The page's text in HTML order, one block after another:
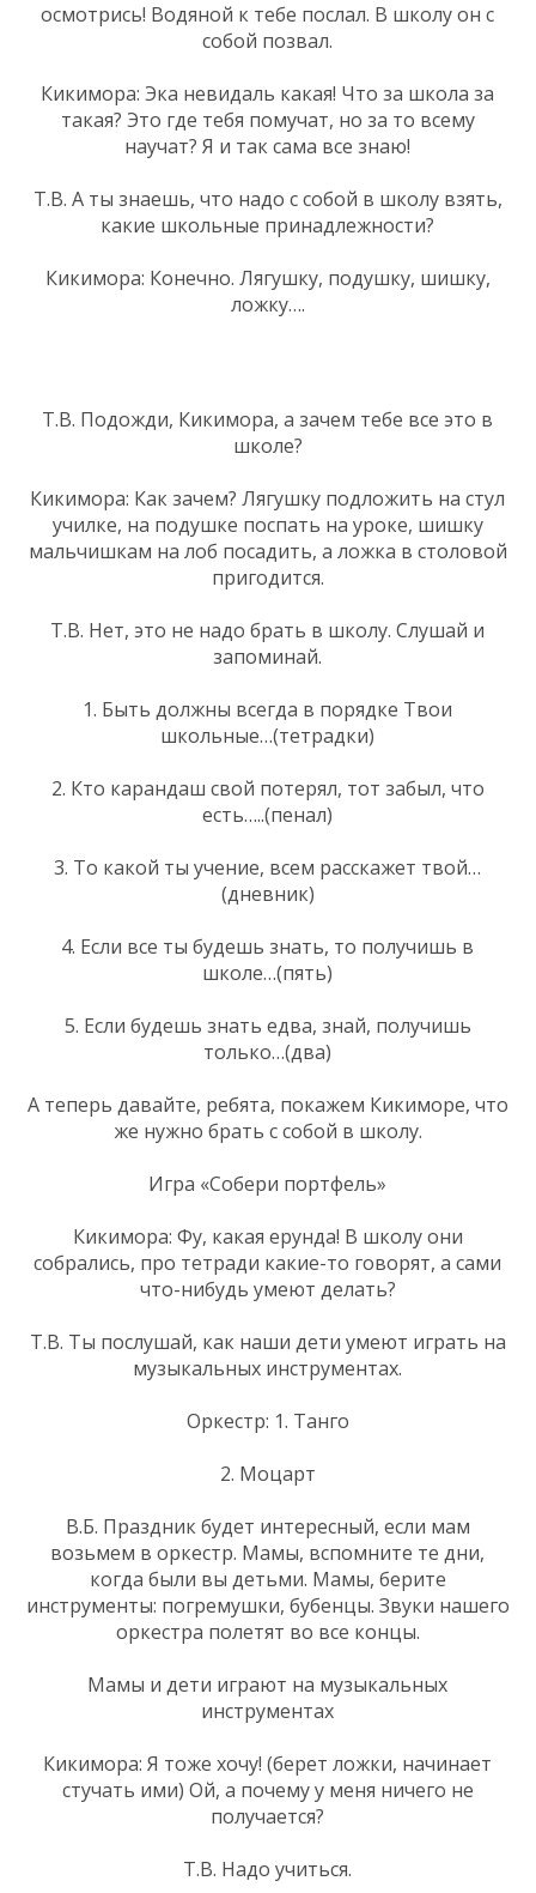
осмотрись! Водяной к тебе послал. В школу он с
собой позвал.
Кикимора: Эка невидаль какая! Что за школа за
такая? Это где тебя помучат, но за то всему
научат? Я и так сама все знаю!
Т.В. А ты знаешь, что надо с собой в школу взять,
какие школьные принадлежности?
Кикимора: Конечно. Лягушку, подушку, шишку,
ложку….
Т.В. Подожди, Кикимора, а зачем тебе все это в
школе?
Кикимора: Как зачем? Лягушку подложить на стул
училке, на подушке поспать на уроке, шишку
мальчишкам на лоб посадить, а ложка в столовой
пригодится.
Т.В. Нет, это не надо брать в школу. Слушай и
запоминай.
1. Быть должны всегда в порядке Твои
школьные…(тетрадки)
2. Кто карандаш свой потерял, тот забыл, что
есть…..(пенал)
3. То какой ты учение, всем расскажет твой…
(дневник)
4. Если все ты будешь знать, то получишь в
школе…(пять)
5. Если будешь знать едва, знай, получишь
только…(два)
А теперь давайте, ребята, покажем Кикиморе, что
же нужно брать с собой в школу.
Игра «Собери портфель»
Кикимора: Фу, какая ерунда! В школу они
собрались, про тетради какие-то говорят, а сами
что-нибудь умеют делать?
Т.В. Ты послушай, как наши дети умеют играть на
музыкальных инструментах.
Оркестр: 1. Танго
2. Моцарт
В.Б. Праздник будет интересный, если мам
возьмем в оркестр. Мамы, вспомните те дни,
когда были вы детьми. Мамы, берите
инструменты: погремушки, бубенцы. Звуки нашего
оркестра полетят во все концы.
Мамы и дети играют на музыкальных
инструментах
Кикимора: Я тоже хочу! (берет ложки, начинает
стучать ими) Ой, а почему у меня ничего не
получается?
Т.В. Надо учиться.